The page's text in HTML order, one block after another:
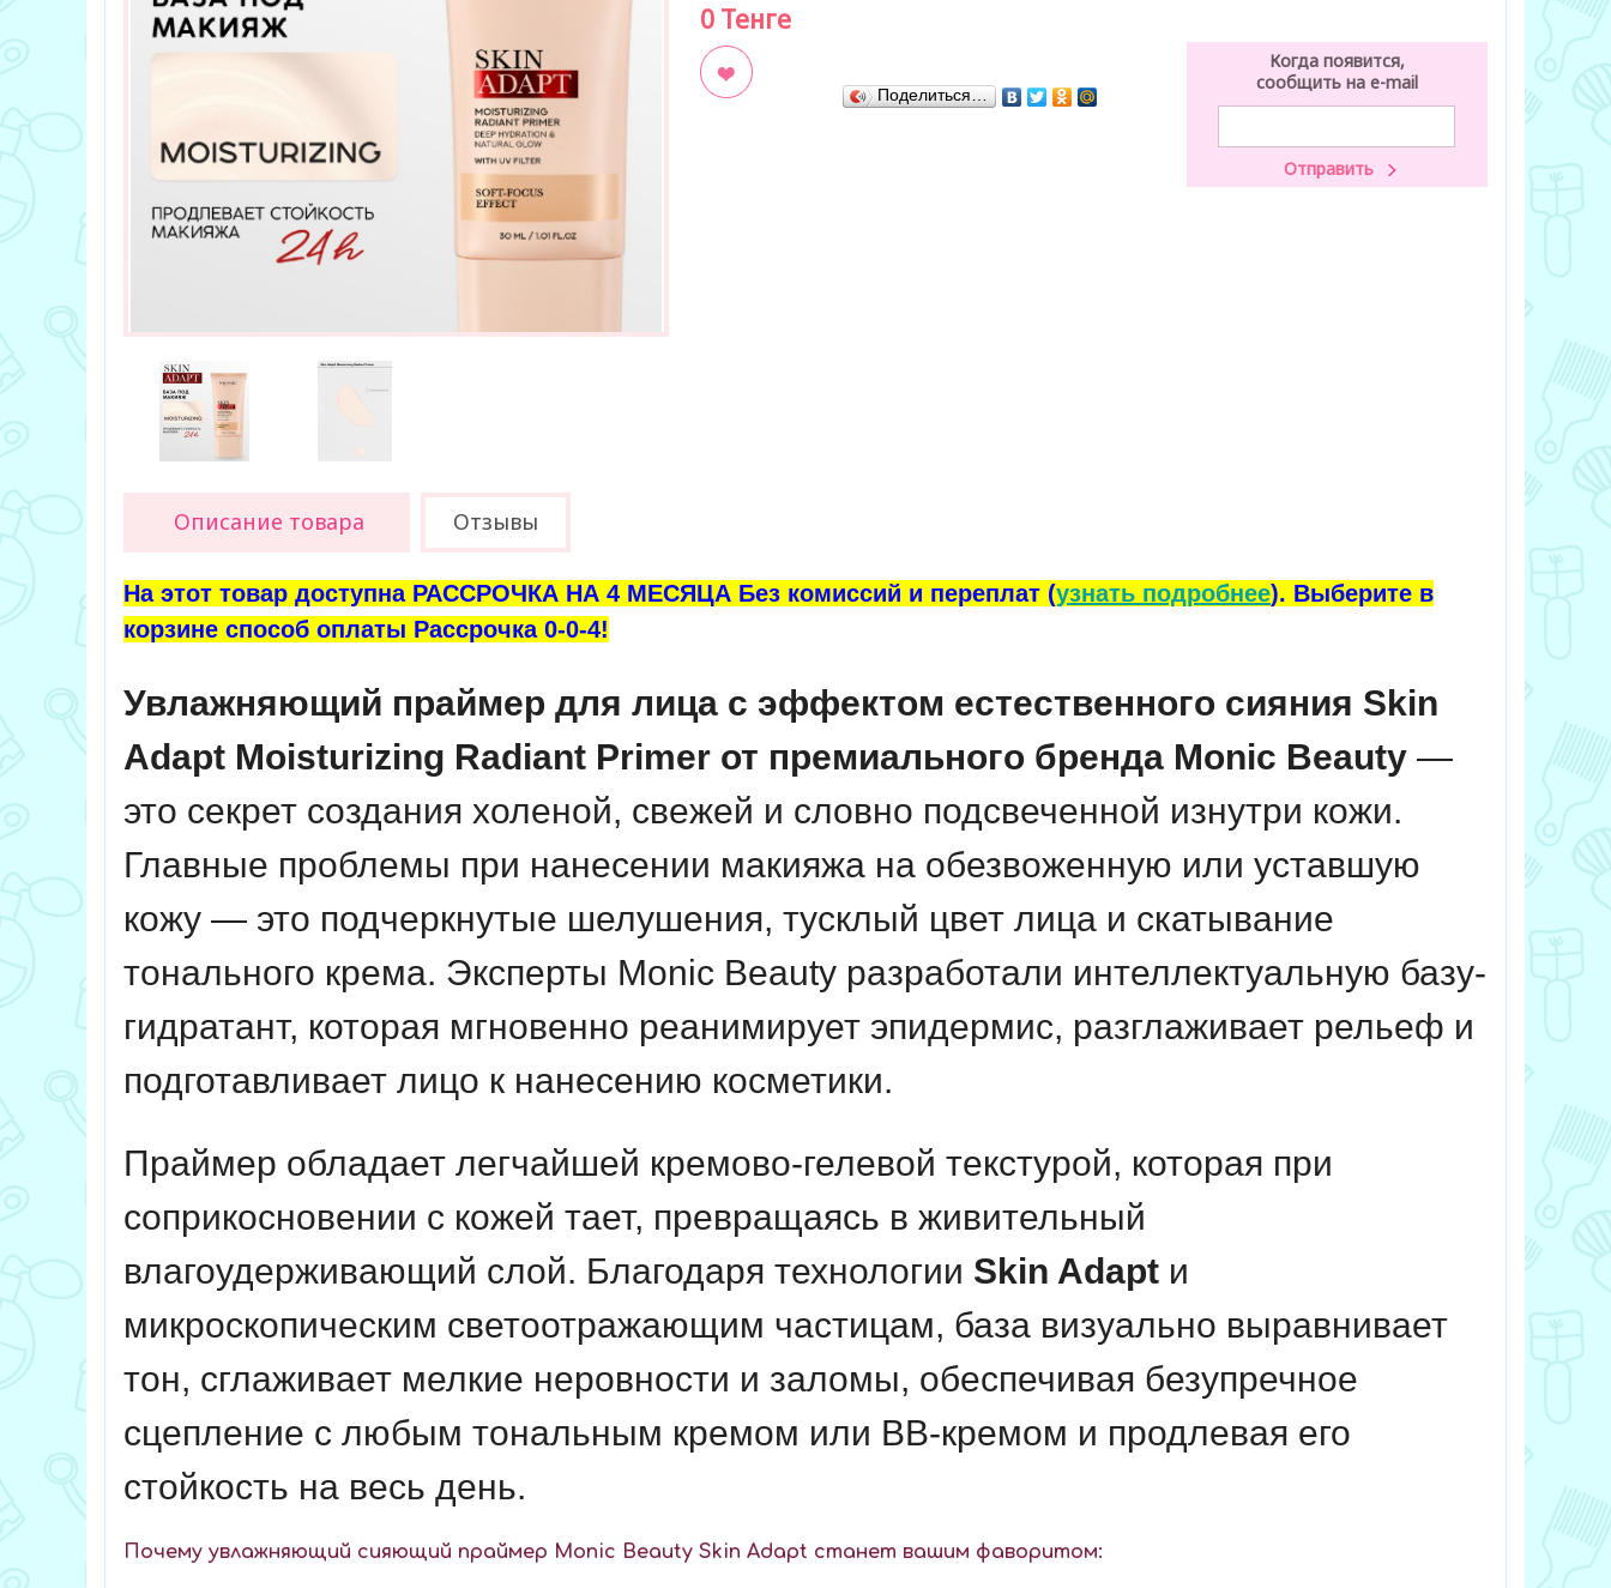
0 Тенге
Когда появится,
сообщить на e-mail
Поделиться…
Описание товара Отзывы
На этот товар доступна РАССРОЧКА НА 4 МЕСЯЦА Без комиссий и переплат (узнать подробнее). Выберите в
корзине способ оплаты Рассрочка 0-0-4!
Увлажняющий праймер для лица с эффектом естественного сияния Skin
Adapt Moisturizing Radiant Primer от премиального бренда Monic Beauty —
это секрет создания холеной, свежей и словно подсвеченной изнутри кожи.
Главные проблемы при нанесении макияжа на обезвоженную или уставшую
кожу — это подчеркнутые шелушения, тусклый цвет лица и скатывание
тонального крема. Эксперты Monic Beauty разработали интеллектуальную базу-
гидратант, которая мгновенно реанимирует эпидермис, разглаживает рельеф и
подготавливает лицо к нанесению косметики.
Праймер обладает легчайшей кремово-гелевой текстурой, которая при
соприкосновении с кожей тает, превращаясь в живительный
влагоудерживающий слой. Благодаря технологии Skin Adapt и
микроскопическим светоотражающим частицам, база визуально выравнивает
тон, сглаживает мелкие неровности и заломы, обеспечивая безупречное
сцепление с любым тональным кремом или BB-кремом и продлевая его
стойкость на весь день.
Почему увлажняющий сияющий праймер Monic Beauty Skin Adapt станет вашим фаворитом: